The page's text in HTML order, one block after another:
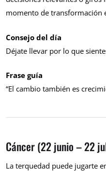
momento de transformación
Consejo del día
Déjate llevar por lo que
Frase guía
“El cambio también es
Cáncer (22 junio – 22
La terquedad puede jugarte